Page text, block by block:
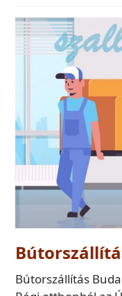
Bútorszállítás